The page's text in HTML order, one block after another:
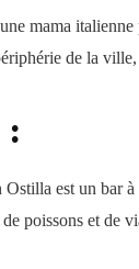
mama
de la
:
est un bar à
poissons et de